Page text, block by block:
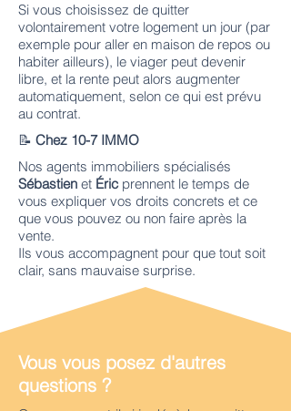
Si vous choisissez de quitter
volontairement votre logement un jour (par
exemple pour aller en maison de repos ou
habiter ailleurs), le viager peut devenir
libre, et la rente peut alors augmenter
automatiquement, selon ce qui est prévu
au contrat.
📝 Chez 10-7 IMMO
Nos agents immobiliers spécialisés
Sébastien et Éric prennent le temps de
vous expliquer vos droits concrets et ce
que vous pouvez ou non faire après la
vente.
Ils vous accompagnent pour que tout soit
clair, sans mauvaise surprise.
Vous vous posez d'autres
questions ?